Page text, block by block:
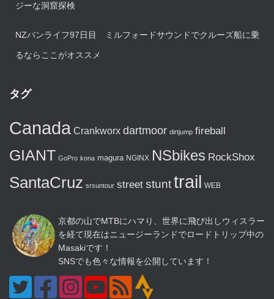
ジーな洞窟探検
NZバンライフ97日目 ミルフォードサウンドでクルーズ船に乗
るならここがオススメ
タグ
Canada Crankworx dartmoor dirtjump fireball
GIANT GoPro kona magura NGINX NSbikes RockShox
SantaCruz srsuntour street stunttrail WEB
京都の山でMTBにハマり、世界に飛び出しウィスラー
を経て現在はニュージーランドでロードトリップ中の
Masakiです！
SNSでも色々な情報を公開しています！